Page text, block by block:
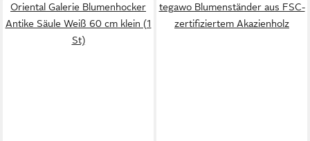
Oriental Galerie Blumenhocker
Antike Säule Weiß 60 cm klein (1
St)
tegawo Blumenständer aus FSC-
zertifiziertem Akazienholz